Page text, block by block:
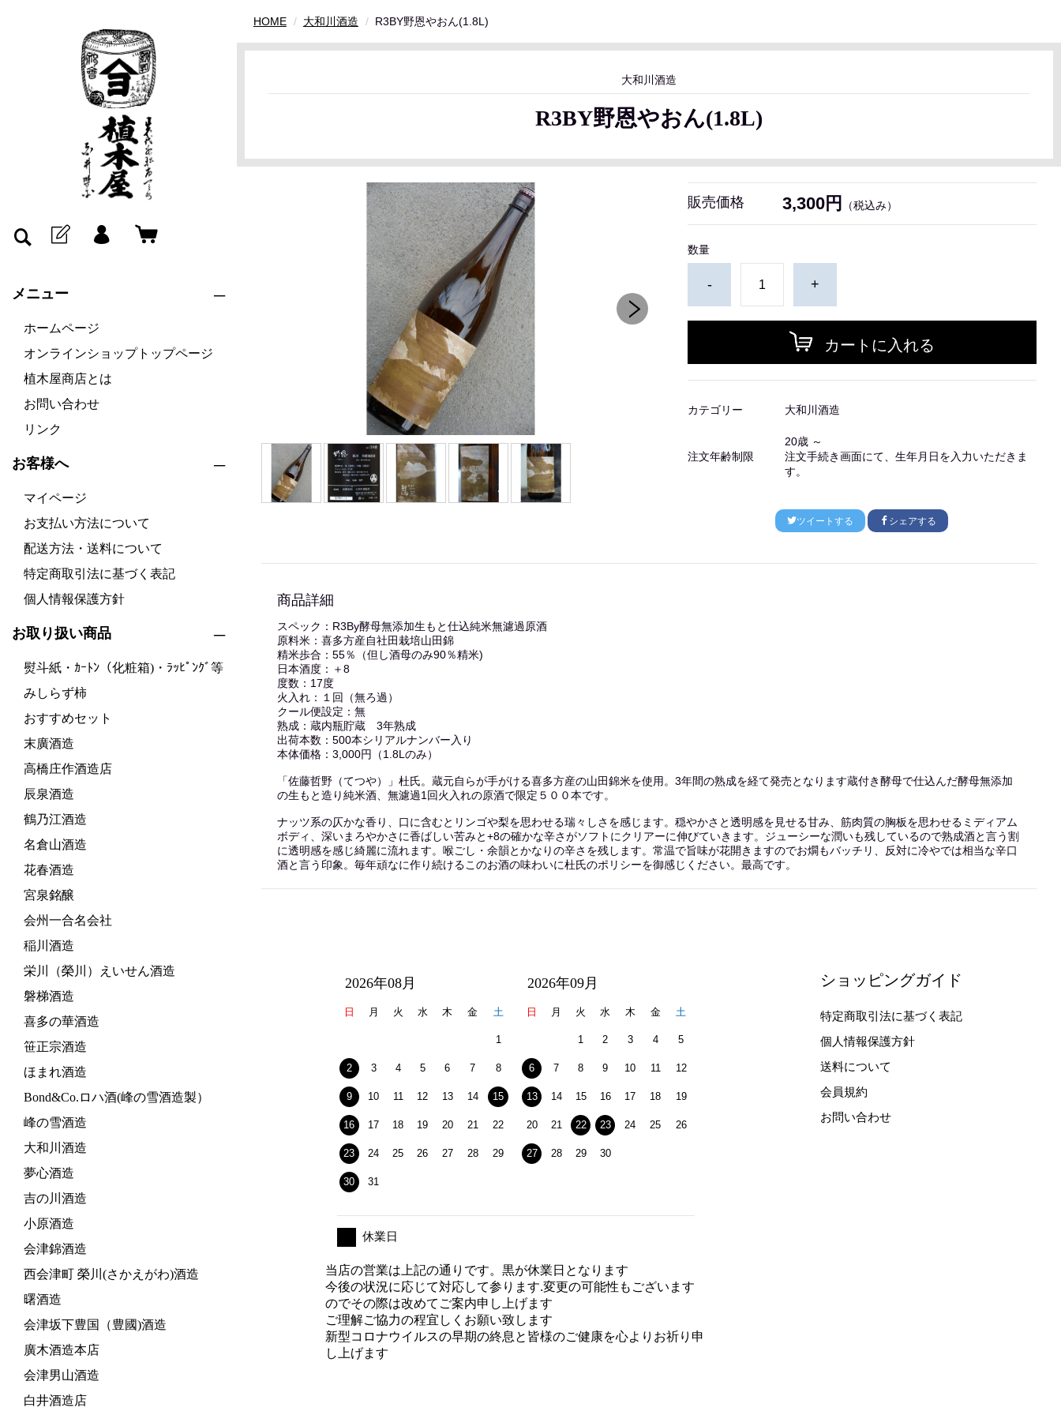
メニュー
ホームページ
オンラインショップトップページ
植木屋商店とは
お問い合わせ
リンク
お客様へ
マイページ
お支払い方法について
配送方法・送料について
特定商取引法に基づく表記
個人情報保護方針
お取り扱い商品
熨斗紙・ｶｰﾄﾝ（化粧箱)・ﾗｯﾋﾟﾝｸﾞ等
みしらず柿
おすすめセット
末廣酒造
高橋庄作酒造店
辰泉酒造
鶴乃江酒造
名倉山酒造
花春酒造
宮泉銘醸
会州一合名会社
稲川酒造
栄川（榮川）えいせん酒造
磐梯酒造
喜多の華酒造
笹正宗酒造
ほまれ酒造
Bond&Co.ロハ酒(峰の雪酒造製）
峰の雪酒造
大和川酒造
夢心酒造
吉の川酒造
小原酒造
会津錦酒造
西会津町 榮川(さかえがわ)酒造
曙酒造
会津坂下豊国（豊國)酒造
廣木酒造本店
会津男山酒造
白井酒造店
HOME 大和川酒造 R3BY野恩やおん(1.8L)
大和川酒造
R3BY野恩やおん(1.8L)
販売価格 3,300円 （税込み）
数量
- +
カートに入れる
カテゴリー 大和川酒造
注文年齢制限
20歳 ～
注文手続き画面にて、生年月日を入力いただきま
す。
ツイートする シェアする
商品詳細
スペック：R3By酵母無添加生もと仕込純米無濾過原酒
原料米：喜多方産自社田栽培山田錦
精米歩合：55％（但し酒母のみ90％精米)
日本酒度：＋8
度数：17度
火入れ：１回（無ろ過）
クール便設定：無
熟成：蔵内瓶貯蔵 3年熟成
出荷本数：500本シリアルナンバー入り
本体価格：3,000円（1.8Lのみ）
「佐藤哲野（てつや）」杜氏。蔵元自らが手がける喜多方産の山田錦米を使用。3年間の熟成を経て発売となります蔵付き酵母で仕込んだ酵母無添加
の生もと造り純米酒、無濾過1回火入れの原酒で限定５００本です。
ナッツ系の仄かな香り、口に含むとリンゴや梨を思わせる瑞々しさを感じます。穏やかさと透明感を見せる甘み、筋肉質の胸板を思わせるミディアム
ボディ、深いまろやかさに香ばしい苦みと+8の確かな辛さがソフトにクリアーに伸びていきます。ジューシーな潤いも残しているので熟成酒と言う割
に透明感を感じ綺麗に流れます。喉ごし・余韻とかなりの辛さを残します。常温で旨味が花開きますのでお燗もバッチリ、反対に冷やでは相当な辛口
酒と言う印象。毎年頑なに作り続けるこのお酒の味わいに杜氏のポリシーを御感じください。最高です。
2026年08月
日 月 火 水 木 金 土
1
2 3 4 5 6 7 8
9 10 11 12 13 14 15
16 17 18 19 20 21 22
23 24 25 26 27 28 29
30 31
2026年09月
日 月 火 水 木 金 土
1 2 3 4 5
6 7 8 9 10 11 12
13 14 15 16 17 18 19
20 21 22 23 24 25 26
27 28 29 30
休業日
当店の営業は上記の通りです。黒が休業日となります
今後の状況に応じて対応して参ります.変更の可能性もございます
のでその際は改めてご案内申し上げます
ご理解ご協力の程宜しくお願い致します
新型コロナウイルスの早期の終息と皆様のご健康を心よりお祈り申
し上げます
ショッピングガイド
特定商取引法に基づく表記
個人情報保護方針
送料について
会員規約
お問い合わせ